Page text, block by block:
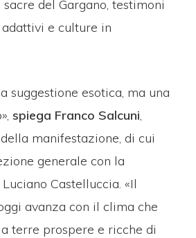
del Gargano, testimoni
e culture in
suggestione esotica, ma una
spiega Franco Salcuni,
manifestazione, di cui
generale con la
Castelluccia. «Il
avanza con il clima che
terre prospere e ricche di